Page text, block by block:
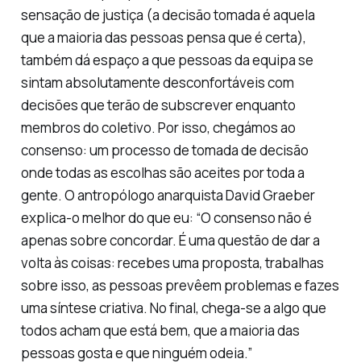
sensação de justiça (a decisão tomada é aquela
que a maioria das pessoas pensa que é certa),
também dá espaço a que pessoas da equipa se
sintam absolutamente desconfortáveis com
decisões que terão de subscrever enquanto
membros do coletivo. Por isso, chegámos ao
consenso: um processo de tomada de decisão
onde todas as escolhas são aceites por toda a
gente. O antropólogo anarquista David Graeber
explica-o melhor do que eu: “O consenso não é
apenas sobre concordar. É uma questão de dar a
volta às coisas: recebes uma proposta, trabalhas
sobre isso, as pessoas prevêem problemas e fazes
uma síntese criativa. No final, chega-se a algo que
todos acham que está bem, que a maioria das
pessoas gosta e que ninguém odeia.”